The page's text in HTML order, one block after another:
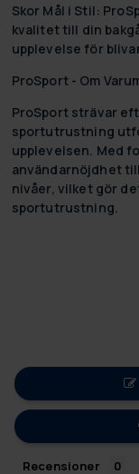
Skor Mål i Stil:
kvalitet till din
upplevelse för
ProSport - Om
ProSport strävar
sportutrustning
upplevelsen. Med
användarnöjdhet
nivåer, vilket gör
sportutrustning.
Recensioner